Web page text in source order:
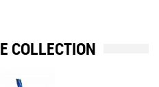
COLLECTION